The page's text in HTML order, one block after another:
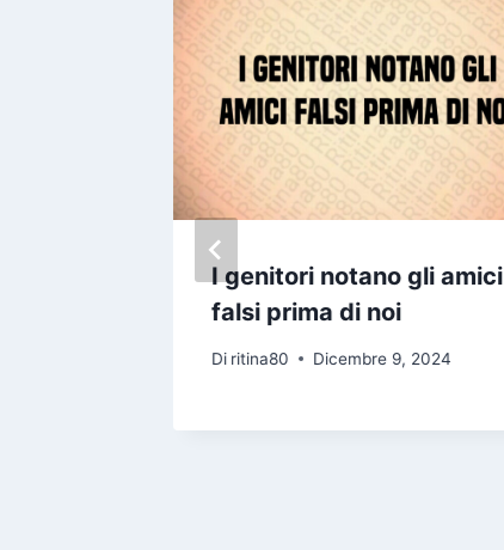
I genitori notano gli amici
falsi prima di noi
Di ritina80 Dicembre 9, 2024